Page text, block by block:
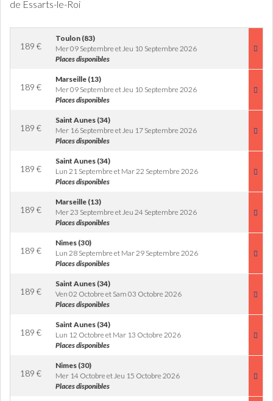
de Essarts-le-Roi
189 €
Toulon (83)
Mer 09 Septembre et Jeu 10 Septembre 2026
Places disponibles
189 €
Marseille (13)
Mer 09 Septembre et Jeu 10 Septembre 2026
Places disponibles
189 €
Saint Aunes (34)
Mer 16 Septembre et Jeu 17 Septembre 2026
Places disponibles
189 €
Saint Aunes (34)
Lun 21 Septembre et Mar 22 Septembre 2026
Places disponibles
189 €
Marseille (13)
Mer 23 Septembre et Jeu 24 Septembre 2026
Places disponibles
189 €
Nimes (30)
Lun 28 Septembre et Mar 29 Septembre 2026
Places disponibles
189 €
Saint Aunes (34)
Ven 02 Octobre et Sam 03 Octobre 2026
Places disponibles
189 €
Saint Aunes (34)
Lun 12 Octobre et Mar 13 Octobre 2026
Places disponibles
189 €
Nimes (30)
Mer 14 Octobre et Jeu 15 Octobre 2026
Places disponibles